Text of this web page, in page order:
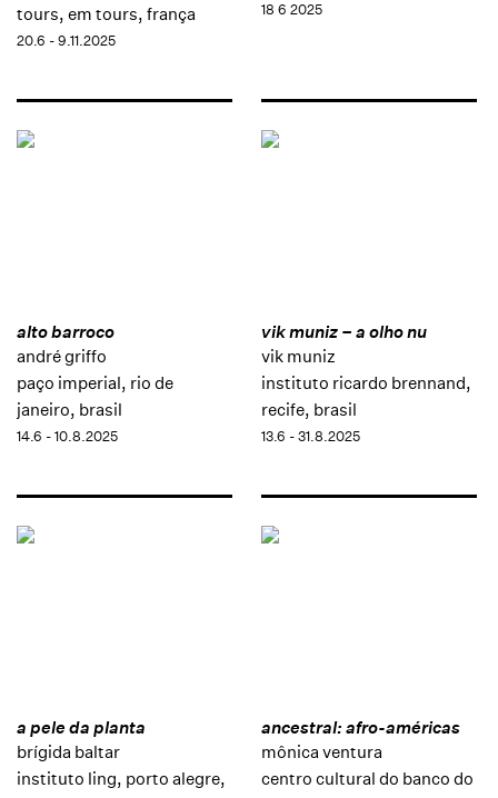
tours, em tours, frança
20.6 - 9.11.2025
18 6 2025
alto barroco
andré griffo
paço imperial, rio de
janeiro, brasil
14.6 - 10.8.2025
vik muniz – a olho nu
vik muniz
instituto ricardo brennand,
recife, brasil
13.6 - 31.8.2025
a pele da planta
brígida baltar
instituto ling, porto alegre,
ancestral: afro-américas
mônica ventura
centro cultural do banco do